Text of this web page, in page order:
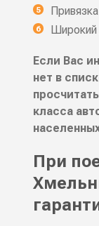
Широкий
Если Вас
нет в
класса
При